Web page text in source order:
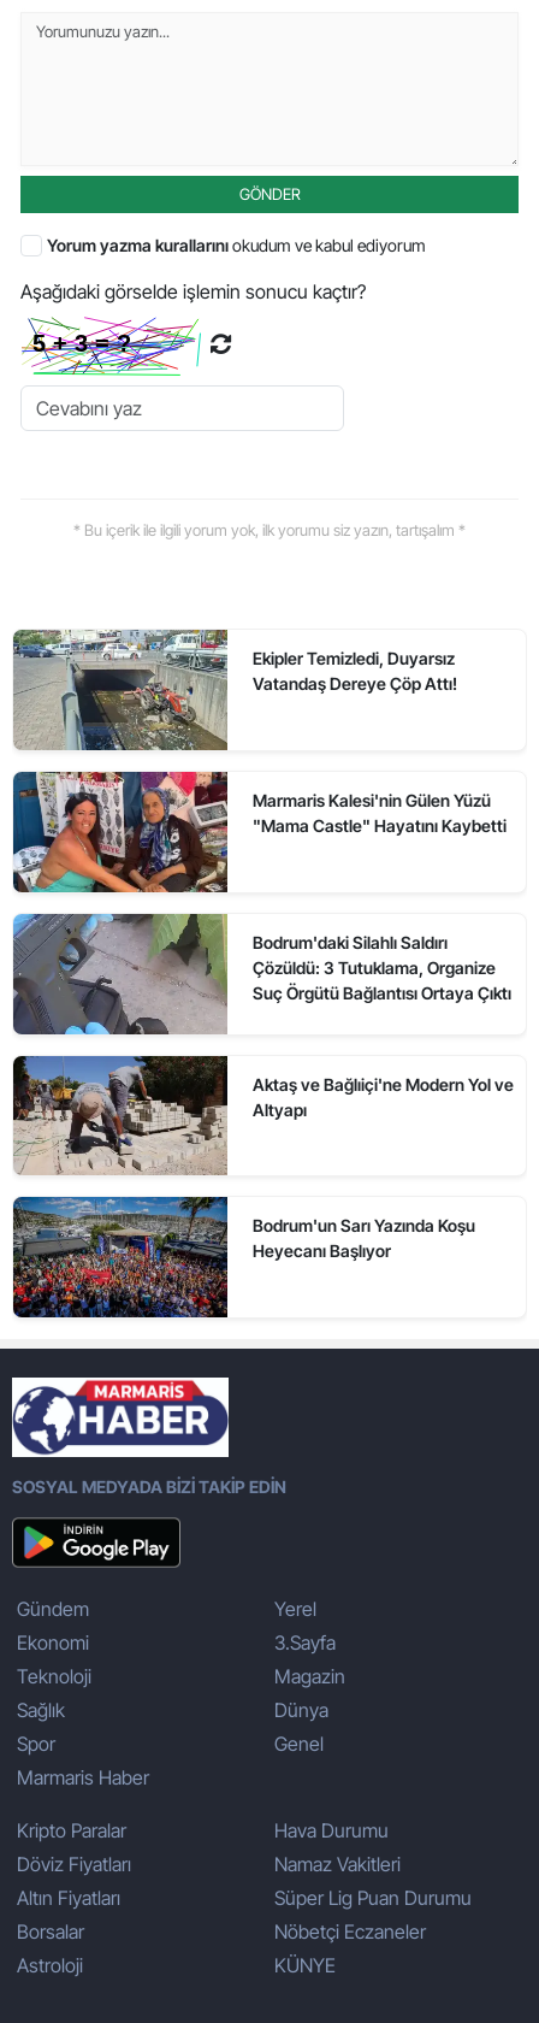
GÖNDER
Yorum yazma kurallarınıokudum ve kabul ediyorum
Aşağıdaki görselde işlemin sonucu kaçtır?
* Bu içerik ile ilgili yorum yok, ilk yorumu siz yazın, tartışalım *
Ekipler Temizledi, Duyarsız
Vatandaş Dereye Çöp Attı!
Marmaris Kalesi'nin Gülen Yüzü
"Mama Castle" Hayatını Kaybetti
Bodrum'daki Silahlı Saldırı
Çözüldü: 3 Tutuklama, Organize
Suç Örgütü Bağlantısı Ortaya Çıktı
Aktaş ve Bağlıiçi'ne Modern Yol ve
Altyapı
Bodrum'un Sarı Yazında Koşu
Heyecanı Başlıyor
SOSYAL MEDYADA BİZİ TAKİP EDİN
Gündem
Ekonomi
Teknoloji
Sağlık
Spor
Marmaris Haber
Yerel
3.Sayfa
Magazin
Dünya
Genel
Kripto Paralar
Döviz Fiyatları
Altın Fiyatları
Borsalar
Astroloji
Hava Durumu
Namaz Vakitleri
Süper Lig Puan Durumu
Nöbetçi Eczaneler
KÜNYE